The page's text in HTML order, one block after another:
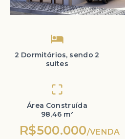
2 Dormitórios, sendo 2
suítes
Área Construída
98,46 m²
R$500.000/VENDA